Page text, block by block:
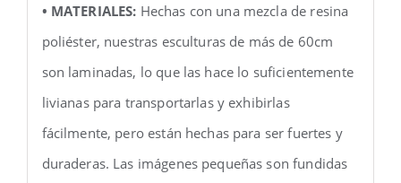
• MATERIALES: Hechas con una mezcla de resina
poliéster, nuestras esculturas de más de 60cm
son laminadas, lo que las hace lo suficientemente
livianas para transportarlas y exhibirlas
fácilmente, pero están hechas para ser fuertes y
duraderas. Las imágenes pequeñas son fundidas